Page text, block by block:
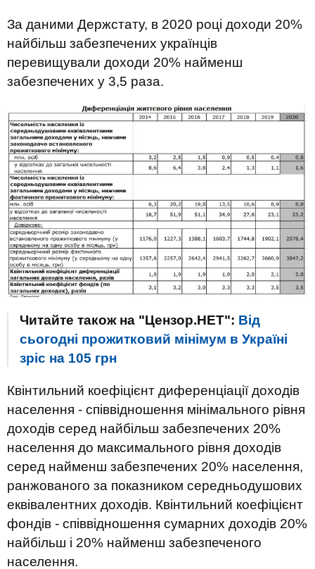
За даними Держстату, в 2020 році доходи 20%
найбільш забезпечених українців
перевищували доходи 20% найменш
забезпечених у 3,5 раза.
Читайте також на "Цензор.НЕТ": Від
сьогодні прожитковий мінімум в Україні
зріс на 105 грн
Квінтильний коефіцієнт диференціації доходів
населення - співвідношення мінімального рівня
доходів серед найбільш забезпечених 20%
населення до максимального рівня доходів
серед найменш забезпечених 20% населення,
ранжованого за показником середньодушових
еквівалентних доходів. Квінтильний коефіцієнт
фондів - співвідношення сумарних доходів 20%
найбільш і 20% найменш забезпеченого
населення.